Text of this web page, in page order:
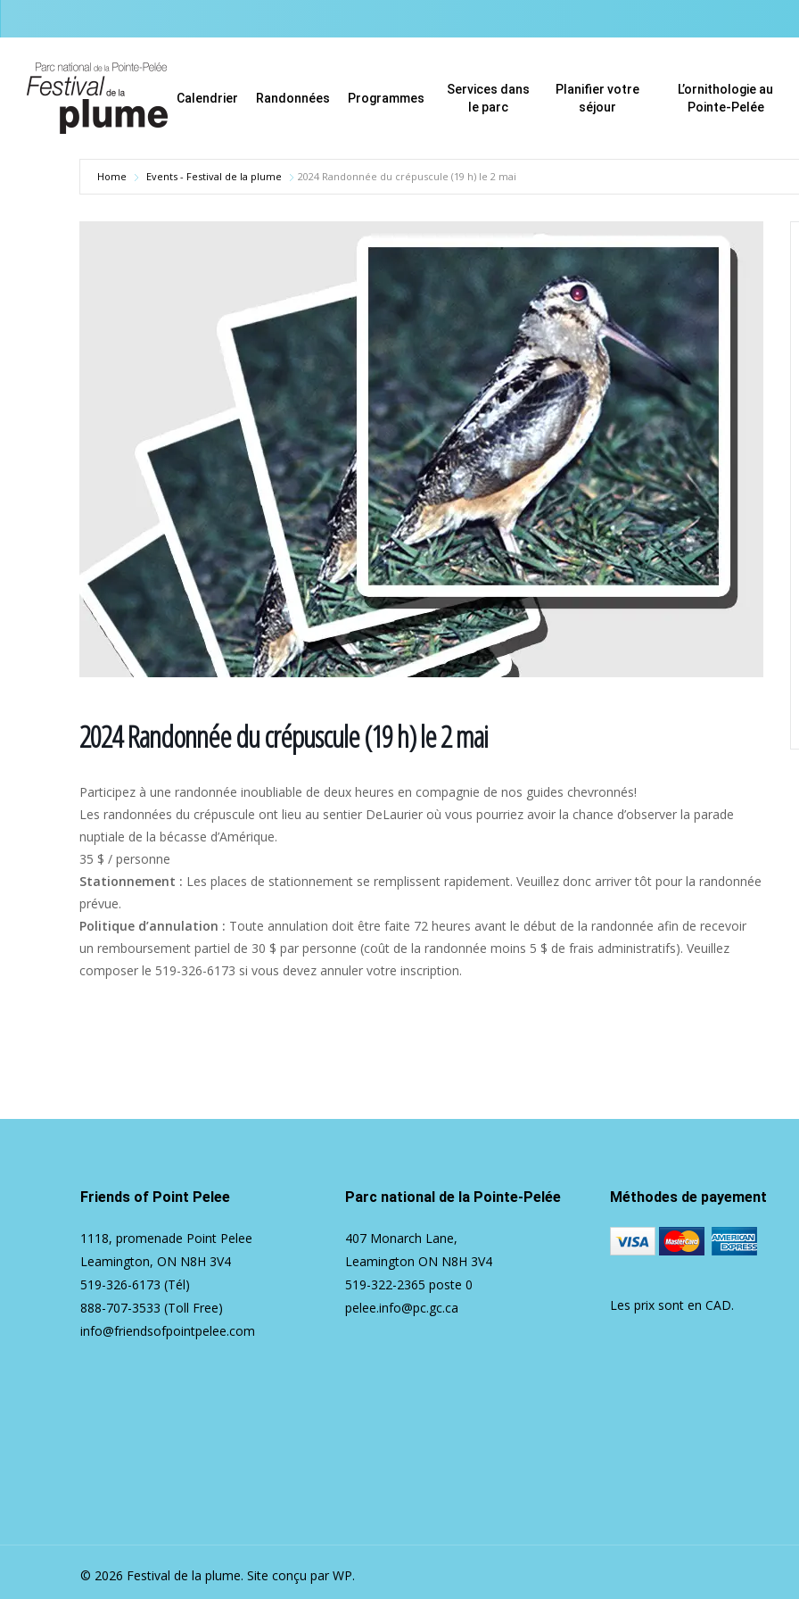
to
content
Calendrier Randonnées Programmes
Services dans
le parc
Planifier votre
séjour
L’ornithologie au
Pointe-Pelée
Home Events - Festival de la plume 2024 Randonnée du crépuscule (19 h) le 2 mai
2024 Randonnée du crépuscule (19 h) le 2 mai
Participez à une randonnée inoubliable de deux heures en compagnie de nos guides chevronnés!
Les randonnées du crépuscule ont lieu au sentier DeLaurier où vous pourriez avoir la chance d’observer la parade
nuptiale de la bécasse d’Amérique.
35 $ / personne
Stationnement : Les places de stationnement se remplissent rapidement. Veuillez donc arriver tôt pour la randonnée
prévue.
Politique d’annulation : Toute annulation doit être faite 72 heures avant le début de la randonnée afin de recevoir
un remboursement partiel de 30 $ par personne (coût de la randonnée moins 5 $ de frais administratifs). Veuillez
composer le 519-326-6173 si vous devez annuler votre inscription.
Friends of Point Pelee
1118, promenade Point Pelee
Leamington, ON N8H 3V4
519-326-6173 (Tél)
888-707-3533 (Toll Free)
info@friendsofpointpelee.com
Parc national de la Pointe-Pelée
407 Monarch Lane,
Leamington ON N8H 3V4
519-322-2365 poste 0
pelee.info@pc.gc.ca
Méthodes de payement
Les prix sont en CAD.
© 2026 Festival de la plume. Site conçu par WP.